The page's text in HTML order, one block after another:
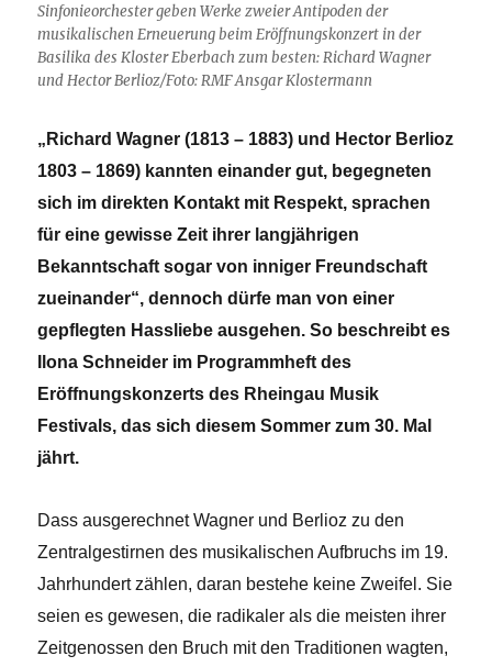
Sinfonieorchester geben Werke zweier Antipoden der
musikalischen Erneuerung beim Eröffnungskonzert in der
Basilika des Kloster Eberbach zum besten: Richard Wagner
und Hector Berlioz/Foto: RMF Ansgar Klostermann
„Richard Wagner (1813 – 1883) und Hector Berlioz
1803 – 1869) kannten einander gut, begegneten
sich im direkten Kontakt mit Respekt, sprachen
für eine gewisse Zeit ihrer langjährigen
Bekanntschaft sogar von inniger Freundschaft
zueinander“, dennoch dürfe man von einer
gepflegten Hassliebe ausgehen. So beschreibt es
Ilona Schneider im Programmheft des
Eröffnungskonzerts des Rheingau Musik
Festivals, das sich diesem Sommer zum 30. Mal
jährt.
Dass ausgerechnet Wagner und Berlioz zu den
Zentralgestirnen des musikalischen Aufbruchs im 19.
Jahrhundert zählen, daran bestehe keine Zweifel. Sie
seien es gewesen, die radikaler als die meisten ihrer
Zeitgenossen den Bruch mit den Traditionen wagten,